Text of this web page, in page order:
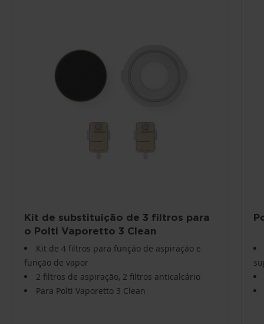
Kit de substituição de 3 filtros para
o Polti Vaporetto 3 Clean
Kit de 4 filtros para função de aspiração e
função de vapor
2 filtros de aspiração, 2 filtros anticalcário
Para Polti Vaporetto 3 Clean